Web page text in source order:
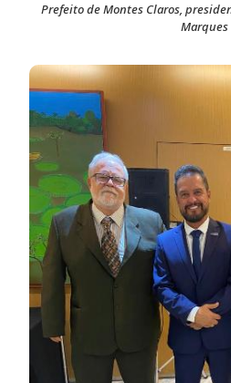
Prefeito de Montes Claros,
Marques